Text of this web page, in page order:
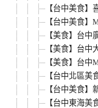
【台中美食
【台中美食
【美食】台中
【美食】台
【美食】台中
【台中北區
【台中美食
【台中東海